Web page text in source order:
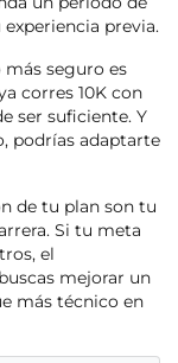
experiencia previa.
seguro es
corres 10K con
ser suficiente. Y
podrías adaptarte
de tu plan son tu
Si tu meta
el
mejorar un
más técnico en